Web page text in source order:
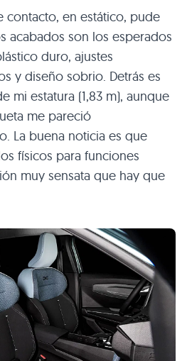
contacto, en estático, pude
acabados son los esperados
duro, ajustes
y diseño sobrio. Detrás es
mi estatura (1,83 m), aunque
me pareció
La buena noticia es que
físicos para funciones
muy sensata que hay que